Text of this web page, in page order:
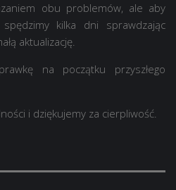
obu problemów, ale aby
kilka dni sprawdzając
aktualizację.
na początku przyszłego
i dziękujemy za cierpliwość.